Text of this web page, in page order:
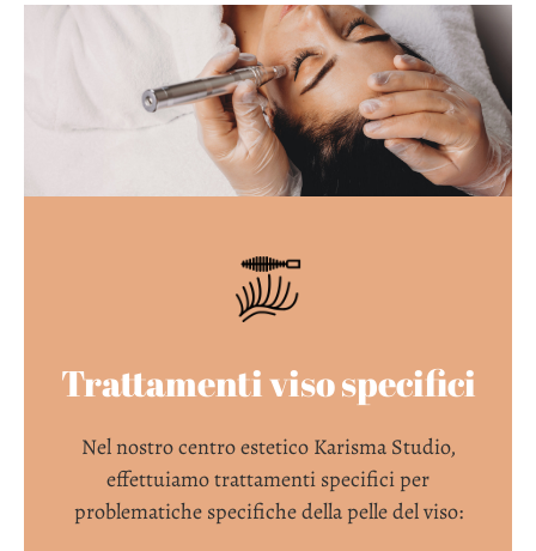
Trattamenti viso specifici
Nel nostro centro estetico Karisma Studio,
effettuiamo trattamenti specifici per
problematiche specifiche della pelle del viso: